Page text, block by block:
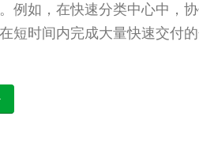
例如，在快速分类中心中，
短时间内完成大量快速交付